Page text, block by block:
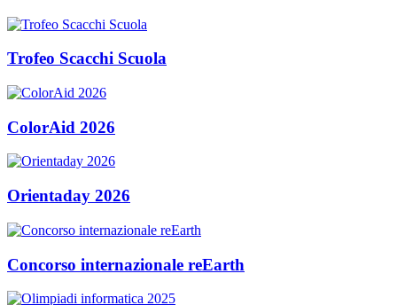
Trofeo Scacchi Scuola
ColorAid 2026
Orientaday 2026
Concorso internazionale reEarth